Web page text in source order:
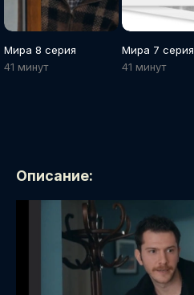
Мира 8 серия
41 минут
Мира 7 серия
41 минут
Описание: